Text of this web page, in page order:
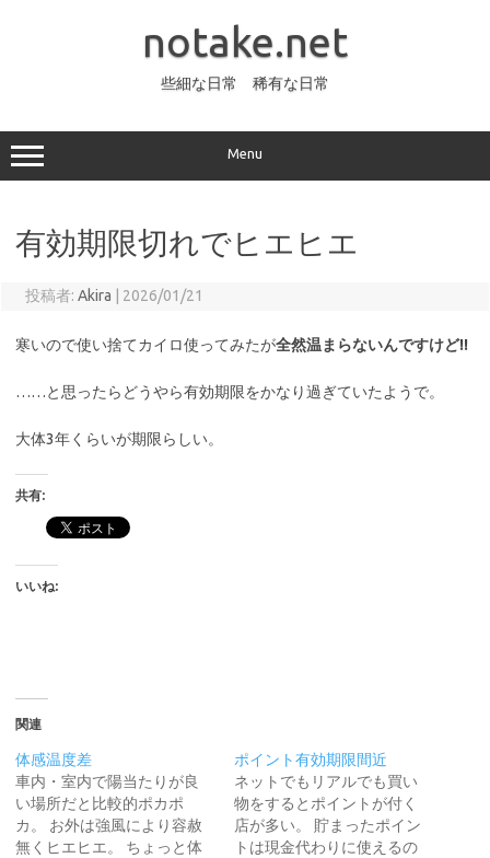
ッ
プ
notake.net
些細な日常 稀有な日常
Menu
有効期限切れでヒエヒエ
投稿者: Akira 2026/01/21
寒いので使い捨てカイロ使ってみたが全然温まらないんですけど!!
……と思ったらどうやら有効期限をかなり過ぎていたようで。
大体3年くらいが期限らしい。
共有:
いいね:
関連
体感温度差
車内・室内で陽当たりが良
い場所だと比較的ポカポ
カ。 お外は強風により容赦
無くヒエヒエ。 ちょっと体
ポイント有効期限間近
ネットでもリアルでも買い
物をするとポイントが付く
店が多い。 貯まったポイン
トは現金代わりに使えるの